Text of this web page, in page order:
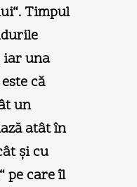
Timpul
una
că
un
atât în
şi cu
pe care îl